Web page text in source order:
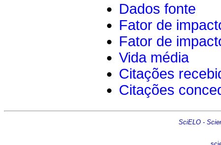
Dados fonte
Fator de
Fator de
Vida média
Citações
Citações
SciELO -